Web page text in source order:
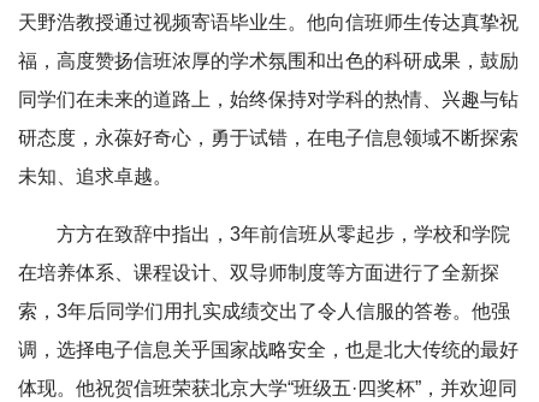
天野浩教授通过视频寄语毕业生。他向信班师生传达真挚祝
福，高度赞扬信班浓厚的学术氛围和出色的科研成果，鼓励
同学们在未来的道路上，始终保持对学科的热情、兴趣与钻
研态度，永葆好奇心，勇于试错，在电子信息领域不断探索
未知、追求卓越。
方方在致辞中指出，3年前信班从零起步，学校和学院
在培养体系、课程设计、双导师制度等方面进行了全新探
索，3年后同学们用扎实成绩交出了令人信服的答卷。他强
调，选择电子信息关乎国家战略安全，也是北大传统的最好
体现。他祝贺信班荣获北京大学“班级五·四奖杯”，并欢迎同